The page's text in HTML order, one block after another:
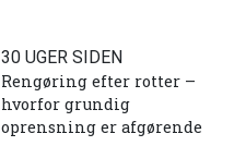
30 UGER SIDEN
Rengøring efter rotter –
hvorfor grundig
oprensning er afgørende